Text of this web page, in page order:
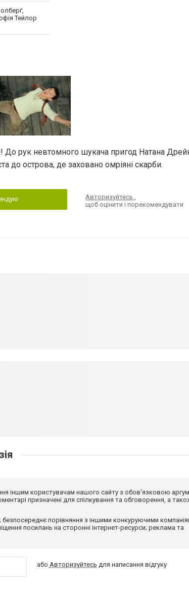
Тейлор
рук невтомного шукача пригод Натана
до острова, де заховано омріяні скарби.
Авторизуйтесь,
щоб оцінити і порекомендувати
іншим користувачам нашого сайту з обов'язковою
призначені для спілкування та обговорення, а
порівняння з іншими конкуруючими
посилань на сторонні інтернет-ресурси; реклама та
або Авторизуйтесь для написання відгуку